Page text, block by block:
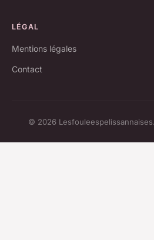
LÉGAL
Mentions légales
Contact
© 2026